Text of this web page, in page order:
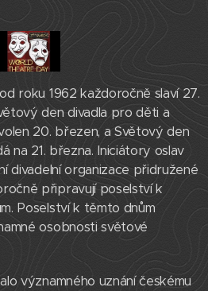
roku 1962 každoročně slaví 27.
den divadla pro děti a
20. březen, a Světový den
na 21. března. Iniciátory oslav
divadelní organizace přidružené
připravují poselství k
Poselství k těmto dnům
osobnosti světové
významného uznání českému